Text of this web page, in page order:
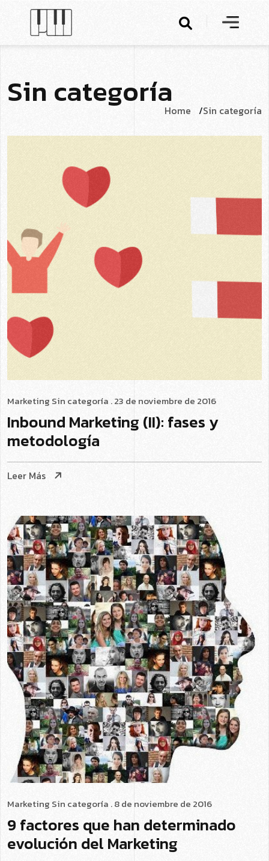
Sin categoríaHome Sin categoría
Marketing Sin categoría . 23 de noviembre de 2016
Inbound Marketing (II): fases y
metodología
Leer Más
Marketing Sin categoría . 8 de noviembre de 2016
9 factores que han determinado
evolución del Marketing